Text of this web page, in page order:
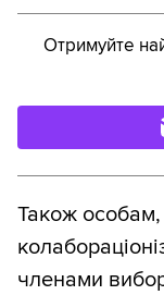
Отримуйте
Також особам,
членами